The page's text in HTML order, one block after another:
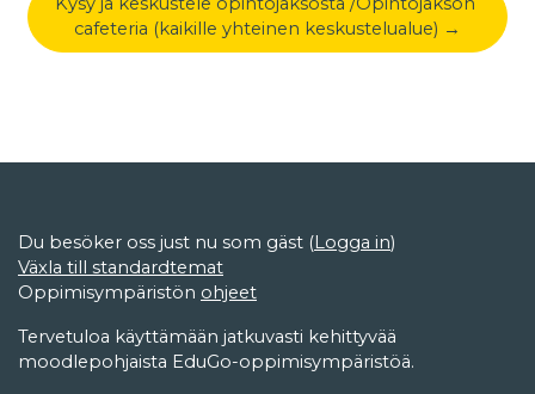
cafeteria (kaikille yhteinen keskustelualue) →
Du besöker oss just nu som gäst (Logga in)
Växla till standardtemat
Oppimisympäristön ohjeet
Tervetuloa käyttämään jatkuvasti kehittyvää
moodlepohjaista EduGo-oppimisympäristöä.